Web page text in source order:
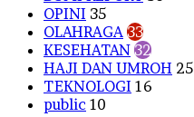
OPINI 35
OLAHRAGA 33
KESEHATAN 32
HAJI DAN UMROH 25
TEKNOLOGI 16
public 10